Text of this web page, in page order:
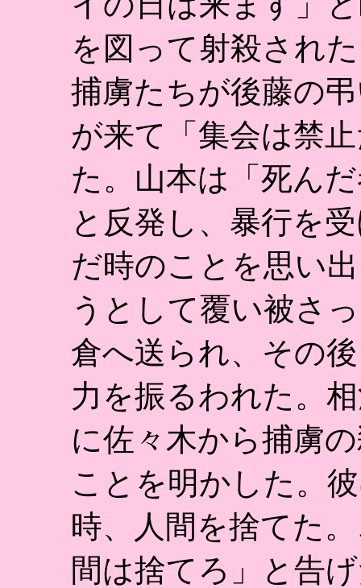
を図って射殺され
捕虜たちが後藤の
が来て「集会は禁
た。山本は「死ん
と反発し、暴行を
だ時のことを思い
うとして覆い被さ
倉へ送られ、その
力を振るわれた。
に佐々木から捕虜
ことを明かした。
時、人間を捨てた
間は捨てろ」と告